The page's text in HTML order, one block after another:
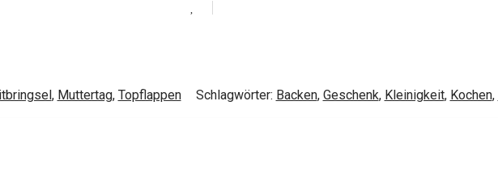
, Muttertag, Topflappen Schlagwörter: Backen, Geschenk, Kleinigkeit, Kochen,